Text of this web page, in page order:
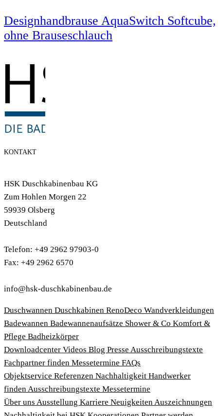
Designhandbrause AquaSwitch Softcube,
ohne Brauseschlauch
KONTAKT
HSK Duschkabinenbau KG
Zum Hohlen Morgen 22
59939 Olsberg
Deutschland
Telefon: +49 2962 97903-0
Fax: +49 2962 6570
info@hsk-duschkabinenbau.de
Duschwannen Duschkabinen RenoDeco Wandverkleidungen
Badewannen Badewannenaufsätze Shower & Co Komfort &
Pflege Badheizkörper
Download­center Videos Blog Presse Ausschreibungstexte
Fachpartner finden Messetermine FAQs
Objektservice Referenzen Nachhaltigkeit Handwerker
finden Ausschreibungstexte Messetermine
Über uns Ausstellung Karriere Neuigkeiten Auszeichnungen